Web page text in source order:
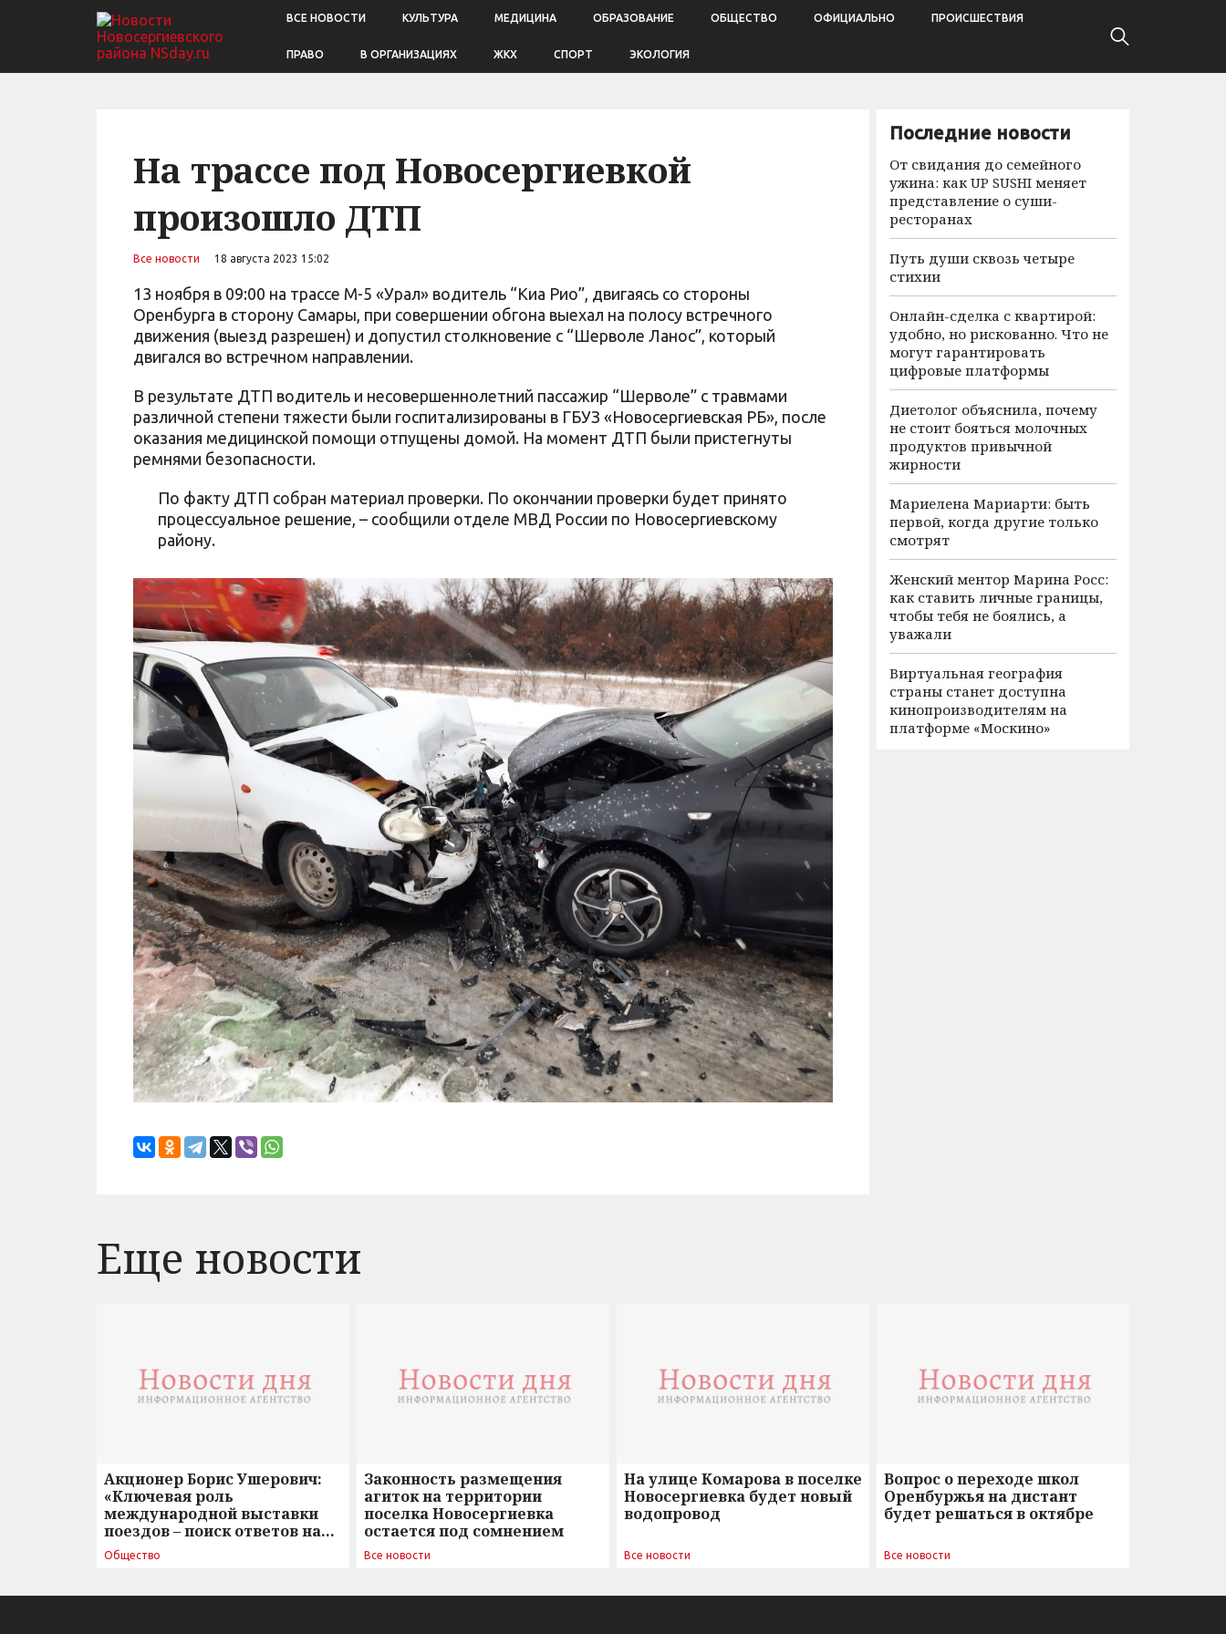
ВСЕ НОВОСТИ КУЛЬТУРА МЕДИЦИНА ОБРАЗОВАНИЕ ОБЩЕСТВО ОФИЦИАЛЬНО ПРОИСШЕСТВИЯ
ПРАВО В ОРГАНИЗАЦИЯХ ЖКХ СПОРТ ЭКОЛОГИЯ
На трассе под Новосергиевкой
произошло ДТП
Все новости 18 августа 2023 15:02
13 ноября в 09:00 на трассе М-5 «Урал» водитель “Киа Рио”, двигаясь со стороны
Оренбурга в сторону Самары, при совершении обгона выехал на полосу встречного
движения (выезд разрешен) и допустил столкновение с “Шерволе Ланос”, который
двигался во встречном направлении.
В результате ДТП водитель и несовершеннолетний пассажир “Шерволе” с травмами
различной степени тяжести были госпитализированы в ГБУЗ «Новосергиевская РБ», после
оказания медицинской помощи отпущены домой. На момент ДТП были пристегнуты
ремнями безопасности.
По факту ДТП собран материал проверки. По окончании проверки будет принято
процессуальное решение, – сообщили отделе МВД России по Новосергиевскому
району.
Последние новости
От свидания до семейного
ужина: как UP SUSHI меняет
представление о суши-
ресторанах
Путь души сквозь четыре
стихии
Онлайн-сделка с квартирой:
удобно, но рискованно. Что не
могут гарантировать
цифровые платформы
Диетолог объяснила, почему
не стоит бояться молочных
продуктов привычной
жирности
Мариелена Мариарти: быть
первой, когда другие только
смотрят
Женский ментор Марина Росс:
как ставить личные границы,
чтобы тебя не боялись, а
уважали
Виртуальная география
страны станет доступна
кинопроизводителям на
платформе «Москино»
Еще новости
Акционер Борис Ушерович:
«Ключевая роль
международной выставки
поездов – поиск ответов на
вызовы времени»
Общество
Законность размещения
агиток на территории
поселка Новосергиевка
остается под сомнением
Все новости
На улице Комарова в поселке
Новосергиевка будет новый
водопровод
Все новости
Вопрос о переходе школ
Оренбуржья на дистант
будет решаться в октябре
Все новости